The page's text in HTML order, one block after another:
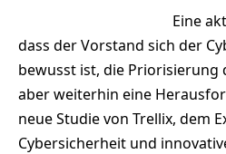
Eine
dass der Vorstand sich der
bewusst ist, die Priorisierung
aber weiterhin eine
neue Studie von Trellix, dem
Cybersicherheit und